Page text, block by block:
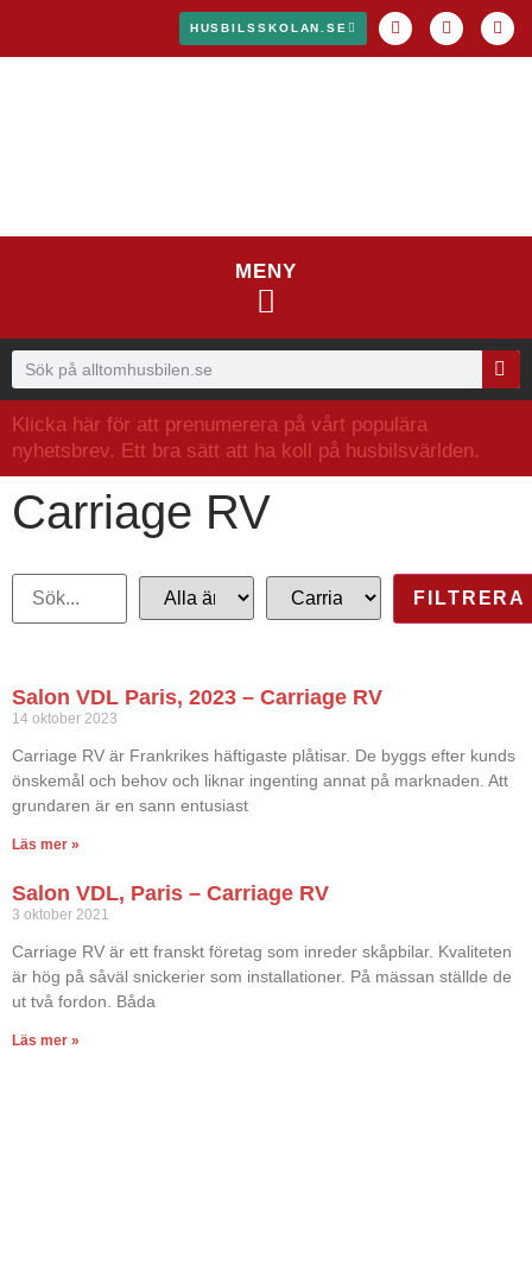
HUSBILSSKOLAN.SE
MENY
Klicka här för att prenumerera på vårt populära
nyhetsbrev. Ett bra sätt att ha koll på husbilsvärlden.
Carriage RV
Salon VDL Paris, 2023 – Carriage RV
14 oktober 2023
Carriage RV är Frankrikes häftigaste plåtisar. De byggs efter kunds
önskemål och behov och liknar ingenting annat på marknaden. Att
grundaren är en sann entusiast
Läs mer »
Salon VDL, Paris – Carriage RV
3 oktober 2021
Carriage RV är ett franskt företag som inreder skåpbilar. Kvaliteten
är hög på såväl snickerier som installationer. På mässan ställde de
ut två fordon. Båda
Läs mer »